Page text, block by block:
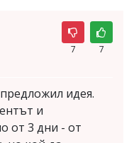
7 7
идея.
и
от 3 дни - от